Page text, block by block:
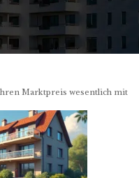
Marktpreis wesentlich mit